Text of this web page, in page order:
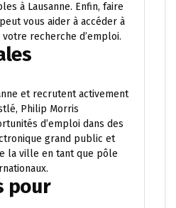
à Lausanne. Enfin, faire
vous aider à accéder à
recherche d’emploi.
et recrutent activement
Philip Morris
d’emploi dans des
grand public et
la ville en tant que pôle
pour